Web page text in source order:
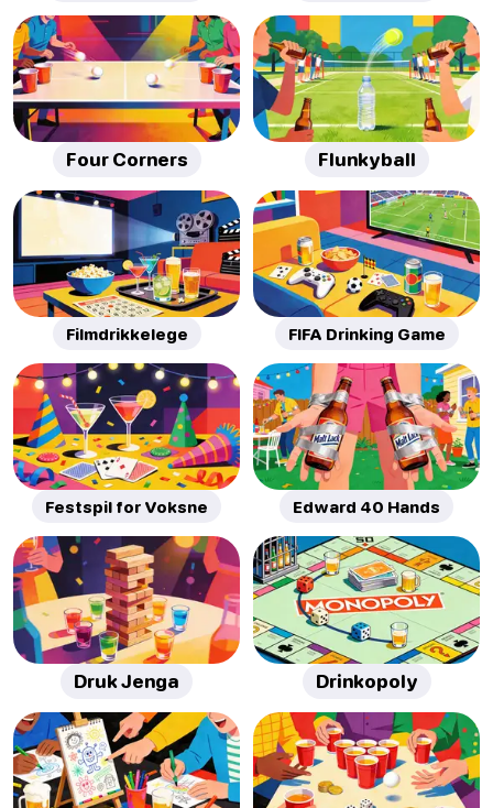
Four Corners Flunkyball
Filmdrikkelege FIFA Drinking Game
Festspil for Voksne Edward 40 Hands
Druk Jenga Drinkopoly